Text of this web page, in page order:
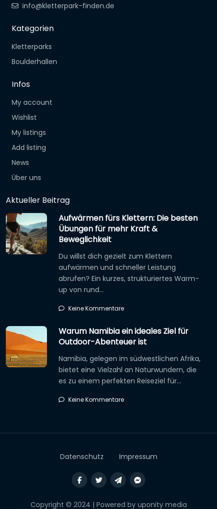
info@kletterpark-finden.de
Kategorien
Kletterparks
Boulderhallen
Infos
My account
Wishlist
My listings
Add listing
News
Über uns
Aktueller Beitrag
Aufwärmen fürs Klettern: Die besten
Übungen für mehr Kraft &
Beweglichkeit
Du willst dich gezielt zum Klettern
aufwärmen und schneller Leistung
abrufen? Ein kurzes, strukturiertes Warm-
up von rund…
Keine Kommentare
Warum Namibia ein ideales Ziel für
Outdoor-Abenteuer ist
Namibia, gelegen im südwestlichen Afrika,
bietet eine Vielzahl an Naturwundern, die
es zu einem perfekten Reiseziel für…
Keine Kommentare
Copyright © 2024 | Powered by uponity media
Datenschutz Impressum